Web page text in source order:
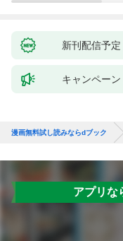
新刊配信予定
キャンペーン
漫画無料試し読みならdブック
アプリな